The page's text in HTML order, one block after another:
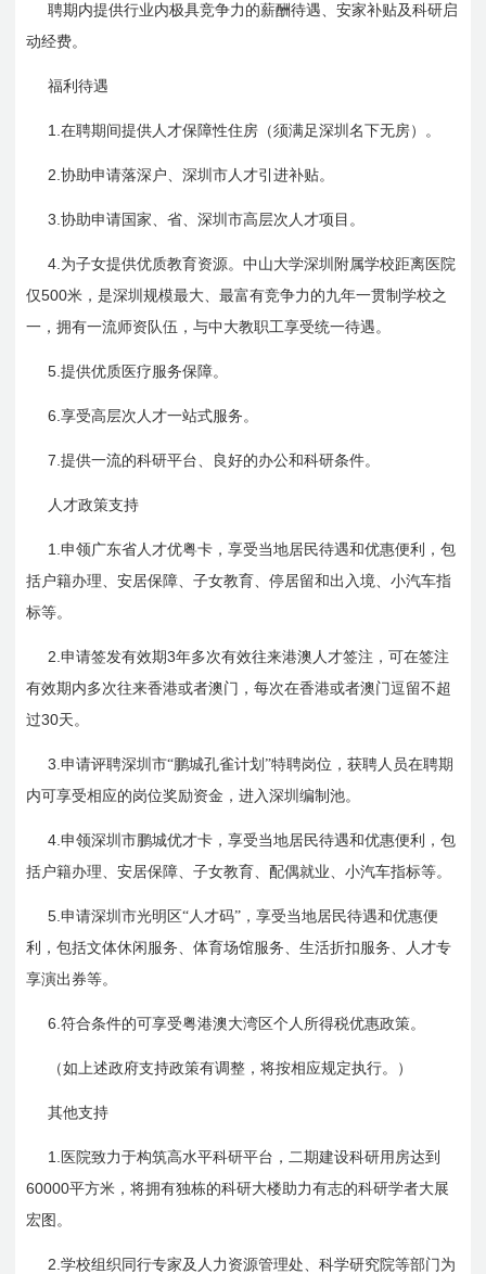
聘期内提供行业内极具竞争力的薪酬待遇、安家补贴及科研启
动经费。
福利待遇
1.在聘期间提供人才保障性住房（须满足深圳名下无房）。
2.协助申请落深户、深圳市人才引进补贴。
3.协助申请国家、省、深圳市高层次人才项目。
4. 为子女提供优质教育资源。中山大学深圳附属学校距离医院
仅500米 ，是深圳规模最大、最富有竞争力的九年一贯制学校之
一，拥有一流师资队伍，与中大教职工享受统一待遇。
5.提供优质医疗服务保障。
6.享受高层次人才一站式服务。
7.提供一流的科研平台、良好的办公和科研条件。
人才政策支持
1.申领广东省人才优粤卡，享受当地居民待遇和优惠便利，包
括户籍办理、安居保障、子女教育、停居留和出入境、小汽车指
标等。
2.申请签发有效期3年多次有效往来港澳人才签注，可在签注
有效期内多次往来香港或者澳门，每次在香港或者澳门逗留不超
过30天。
3.申请评聘深圳市“鹏城孔雀计划”特聘岗位，获聘人员在聘期
内可享受相应的岗位奖励资金，进入深圳编制池。
4.申领深圳市鹏城优才卡，享受当地居民待遇和优惠便利，包
括户籍办理、安居保障、子女教育、配偶就业、小汽车指标等。
5.申请深圳市光明区“人才码”，享受当地居民待遇和优惠便
利，包括文体休闲服务、体育场馆服务、生活折扣服务、人才专
享演出券等。
6.符合条件的可享受粤港澳大湾区个人所得税优惠政策。
（如上述政府支持政策有调整，将按相应规定执行。）
其他支持
1. 医院致力于构筑高水平科研平台，二期建设科研用房达到
60000平方米，将拥有独栋的科研大楼助力有志的科研学者大展
宏图。
2.学校组织同行专家及人力资源管理处、科学研究院等部门为